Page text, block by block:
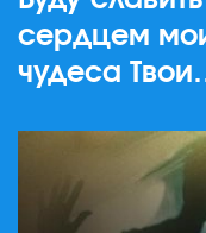
сердцем
чудеса